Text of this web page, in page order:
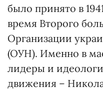
было принято в
время Второго
Организации
(ОУН). Именно в
лидеры и
движения –